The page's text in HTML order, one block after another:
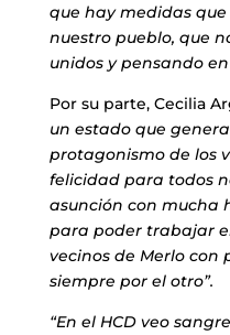
que hay medidas
nuestro pueblo, que
unidos y pensando en
Por su parte, Cecilia
un estado que
protagonismo de los
felicidad para todos
asunción con mucha
para poder trabajar
vecinos de Merlo con
siempre por el otro”.
“En el HCD veo